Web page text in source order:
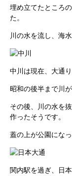
埋め立てたところ
た。
川の水を流し、海
中川は現在、大通
昭和の後半まで川
その後、川の水を
作ったそうです。
蓋の上が公園にな
関内駅を過ぎ、日